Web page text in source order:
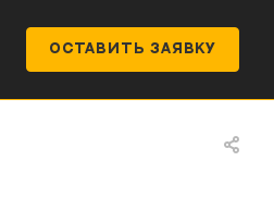
ОСТАВИТЬ ЗАЯВКУ